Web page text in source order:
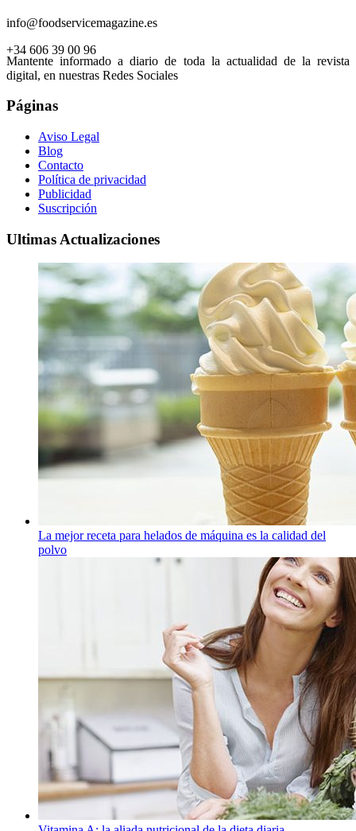
info@foodservicemagazine.es
+34 606 39 00 96
Mantente informado a diario de toda la actualidad de la revista
digital, en nuestras Redes Sociales
Páginas
Aviso Legal
Blog
Contacto
Política de privacidad
Publicidad
Suscripción
Ultimas Actualizaciones
La mejor receta para helados de máquina es la calidad del
polvo